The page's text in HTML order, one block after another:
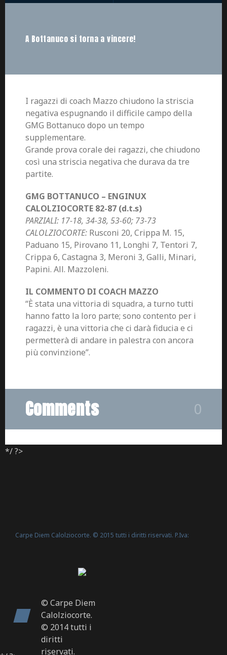
A Bottanuco si torna a vincere!
I ragazzi di coach Mazzo chiudono la striscia
negativa espugnando il difficile campo della
GMG Bottanuco dopo un tempo
supplementare.
Grande prova corale dei ragazzi, che chiudono
così una striscia negativa che durava da tre
partite.
GMG BOTTANUCO – ENGINUX
CALOLZIOCORTE 82-87 (d.t.s)
PARZIALI: 17-18, 34-38, 53-60; 73-73
CALOLZIOCORTE: Rusconi 20, Crippa M. 15,
Paduano 15, Pirovano 11, Longhi 7, Tentori 7,
Crippa 6, Castagna 3, Meroni 3, Galli, Minari,
Papini. All. Mazzoleni.
IL COMMENTO DI COACH MAZZO
“È stata una vittoria di squadra, a turno tutti
hanno fatto la loro parte; sono contento per i
ragazzi, è una vittoria che ci darà fiducia e ci
permetterà di andare in palestra con ancora
più convinzione”.
Comments 0
*/ ?>
Carpe Diem Calolziocorte. © 2015 tutti i diritti riservati. P.Iva:
© Carpe Diem
Calolziocorte.
© 2014 tutti i
diritti
riservati.